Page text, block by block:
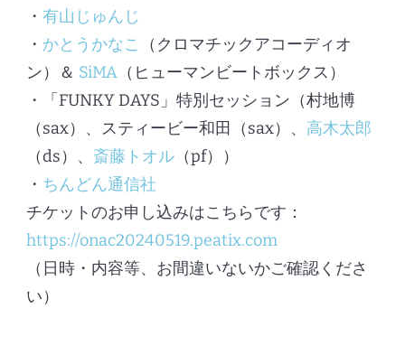
・ 有山じゅんじ
・ かとうかなこ
（クロマチックアコーディオ
ン）＆ SiMA （ヒューマンビートボックス）
・「FUNKY DAYS」特別セッション（村地博
（sax）、スティービー和田（sax）、 高木太郎
（ds）、 斎藤トオル （pf））
・ ちんどん通信社
チケットのお申し込みはこちらです：
https://onac20240519.peatix.com
（日時・内容等、お間違いないかご確認くださ
い）